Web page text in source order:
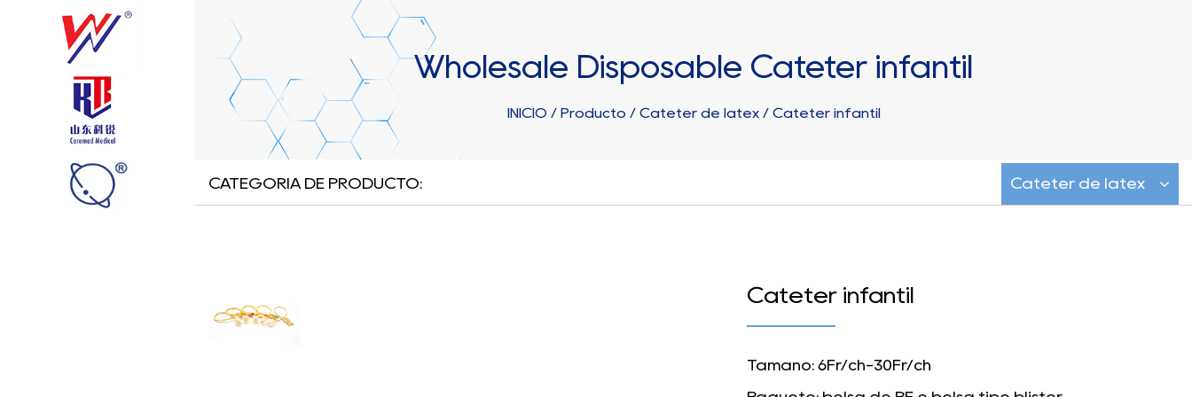
Wholesale Disposable Catéter infantil
INICIO / Producto / Catéter de látex/ Catéter infantil
CATEGORIA DE PRODUCTO: Catéter de látex
Catéter infantil
Tamaño: 6Fr/ch-30Fr/ch